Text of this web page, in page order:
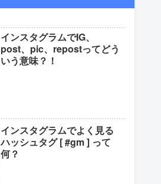
インスタグラムでIG、
post、pic、repostってどう
いう意味？！
インスタグラムでよく見る
ハッシュタグ [ #gm ] って
何？